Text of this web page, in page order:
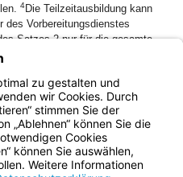
4Die Teilzeitausbildung kann
des Vorbereitungsdienstes
Satzes 2 nur für die gesamte
Ende des
bei einem Wegfall des Grundes